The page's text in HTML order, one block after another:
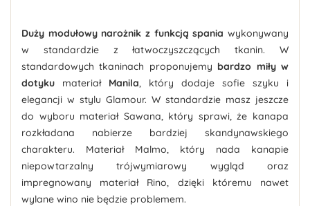
Duży modułowy narożnik z funkcją spania wykonywany
w standardzie z łatwoczyszczących tkanin. W
standardowych tkaninach proponujemy bardzo miły w
dotyku materiał Manila, który dodaje sofie szyku i
elegancji w stylu Glamour. W standardzie masz jeszcze
do wyboru materiał Sawana, który sprawi, że kanapa
rozkładana nabierze bardziej skandynawskiego
charakteru. Materiał Malmo, który nada kanapie
niepowtarzalny trójwymiarowy wygląd oraz
impregnowany materiał Rino, dzięki któremu nawet
wylane wino nie będzie problemem.